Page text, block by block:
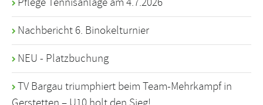
Nachbericht 6. Binokelturnier
NEU - Platzbuchung
TV Bargau triumphiert beim Team-Mehrkampf in